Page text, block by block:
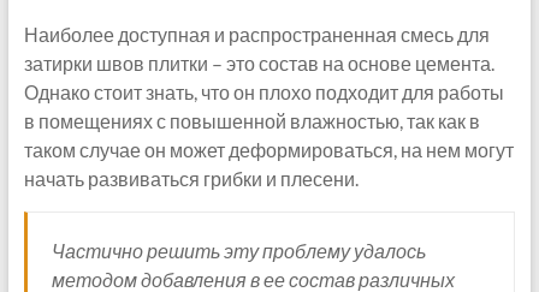
Наиболее доступная и распространенная смесь для
затирки швов плитки – это состав на основе цемента.
Однако стоит знать, что он плохо подходит для работы
в помещениях с повышенной влажностью, так как в
таком случае он может деформироваться, на нем могут
начать развиваться грибки и плесени.
Частично решить эту проблему удалось
методом добавления в ее состав различных